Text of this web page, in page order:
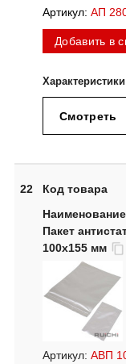
Артикул: АП
Добавить в
Смотреть
22 Код товара
Пакет
100х155 мм
Артикул: АВП